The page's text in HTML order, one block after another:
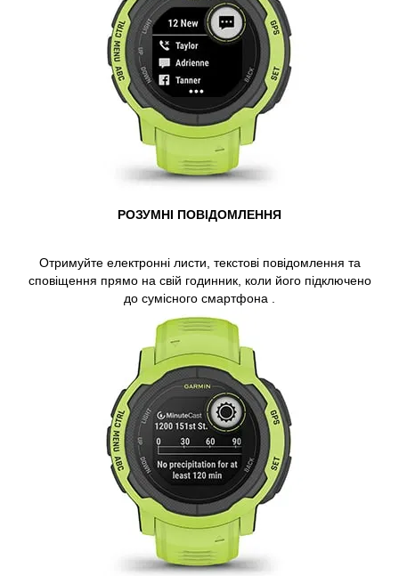
РОЗУМНІ ПОВІДОМЛЕННЯ
Отримуйте електронні листи, текстові повідомлення та
сповіщення прямо на свій годинник, коли його підключено
до сумісного смартфона .